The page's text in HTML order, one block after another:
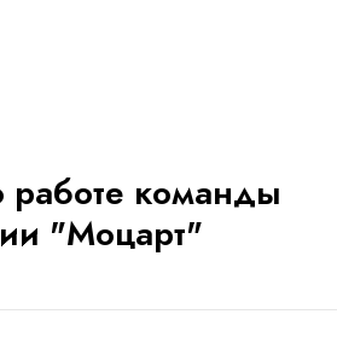
команды
"Моцарт"